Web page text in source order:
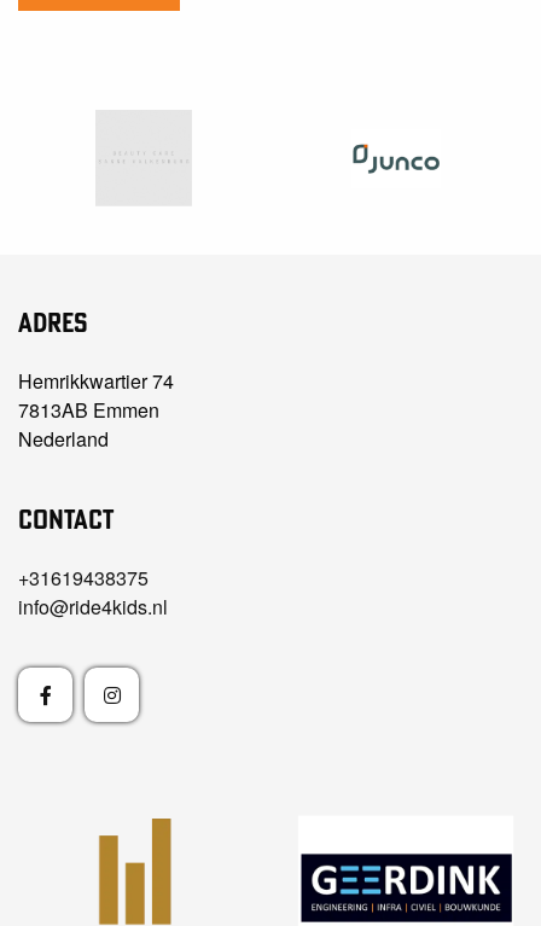
Adres
Hemrikkwartier 74
7813AB Emmen
Nederland
Contact
+31619438375
info@ride4kids.nl